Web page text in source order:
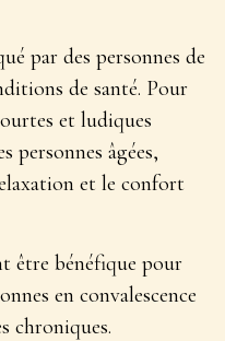
par des personnes de
de santé. Pour
et ludiques
personnes âgées,
et le confort
être bénéfique pour
en convalescence
chroniques.